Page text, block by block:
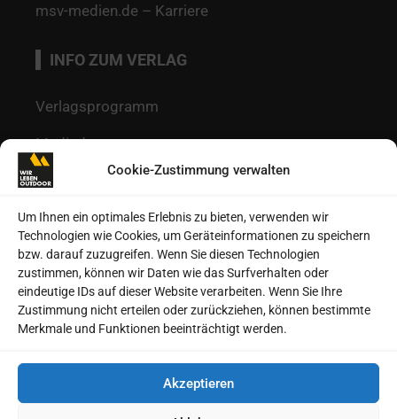
Cookie-Zustimmung verwalten
Um Ihnen ein optimales Erlebnis zu bieten, verwenden wir
Technologien wie Cookies, um Geräteinformationen zu speichern
bzw. darauf zuzugreifen. Wenn Sie diesen Technologien
zustimmen, können wir Daten wie das Surfverhalten oder
eindeutige IDs auf dieser Website verarbeiten. Wenn Sie Ihre
Zustimmung nicht erteilen oder zurückziehen, können bestimmte
Merkmale und Funktionen beeinträchtigt werden.
Akzeptieren
msv-medien.de – Karriere
INFO ZUM VERLAG
Verlagsprogramm
Mediadaten
Redaktion
Kontakt
Autoren
Datenschutz
Impressum
Heftarchive
Cookie-Richtlinie (EU)